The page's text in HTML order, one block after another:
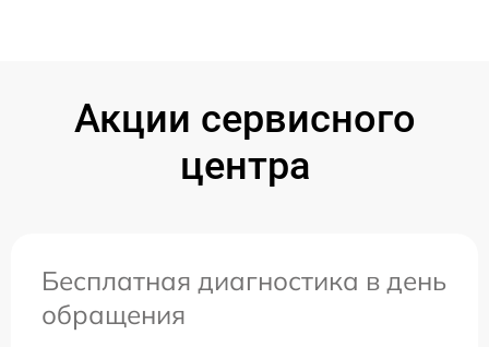
Акции сервисного
центра
Бесплатная диагностика в день
обращения